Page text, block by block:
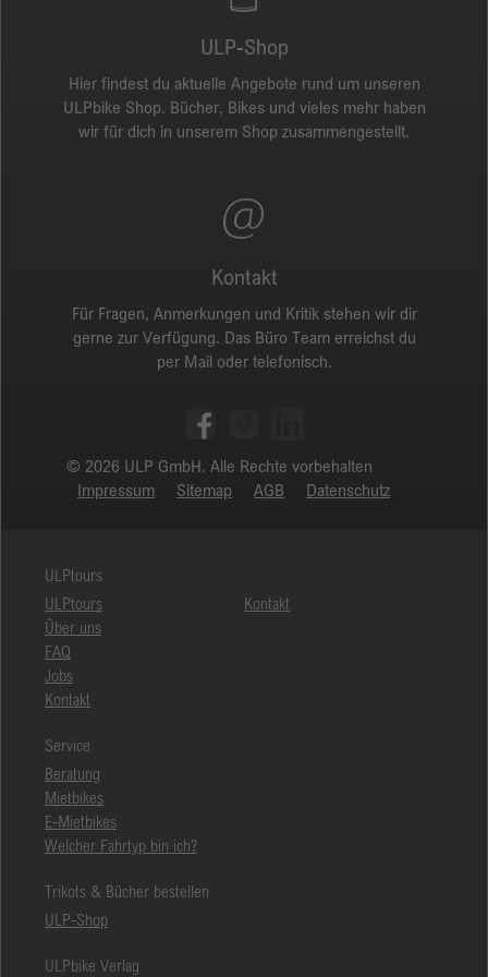
ULP-Shop
Hier findest du aktuelle Angebote rund um unseren
ULPbike Shop. Bücher, Bikes und vieles mehr haben
wir für dich in unserem Shop zusammengestellt.
Kontakt
Für Fragen, Anmerkungen und Kritik stehen wir dir
gerne zur Verfügung. Das Büro Team erreichst du
per Mail oder telefonisch.
© 2026 ULP GmbH. Alle Rechte vorbehalten
Impressum
Sitemap AGB Datenschutz
ULPtours
ULPtours
Über uns
FAQ
Jobs
Kontakt
Kontakt
Service
Beratung
Mietbikes
E-Mietbikes
Welcher Fahrtyp bin ich?
Trikots & Bücher bestellen
ULP-Shop
ULPbike Verlag
Anbieter Google
Zweck
Dieses Cookie wird von Google Analytics
installiert. Das Cookie wird verwendet, um
Informationen darüber zu speichern, wie
Besucher eine Website nutzen, und hilft bei der
Zustand der Website. Die gesammelten Daten,
einschließlich der Anzahl der Besucher, der
Quelle, aus der sie gekommen sind, und der
Name _gat_gtag_UA_135905452_1
Laufzeit
Zweck